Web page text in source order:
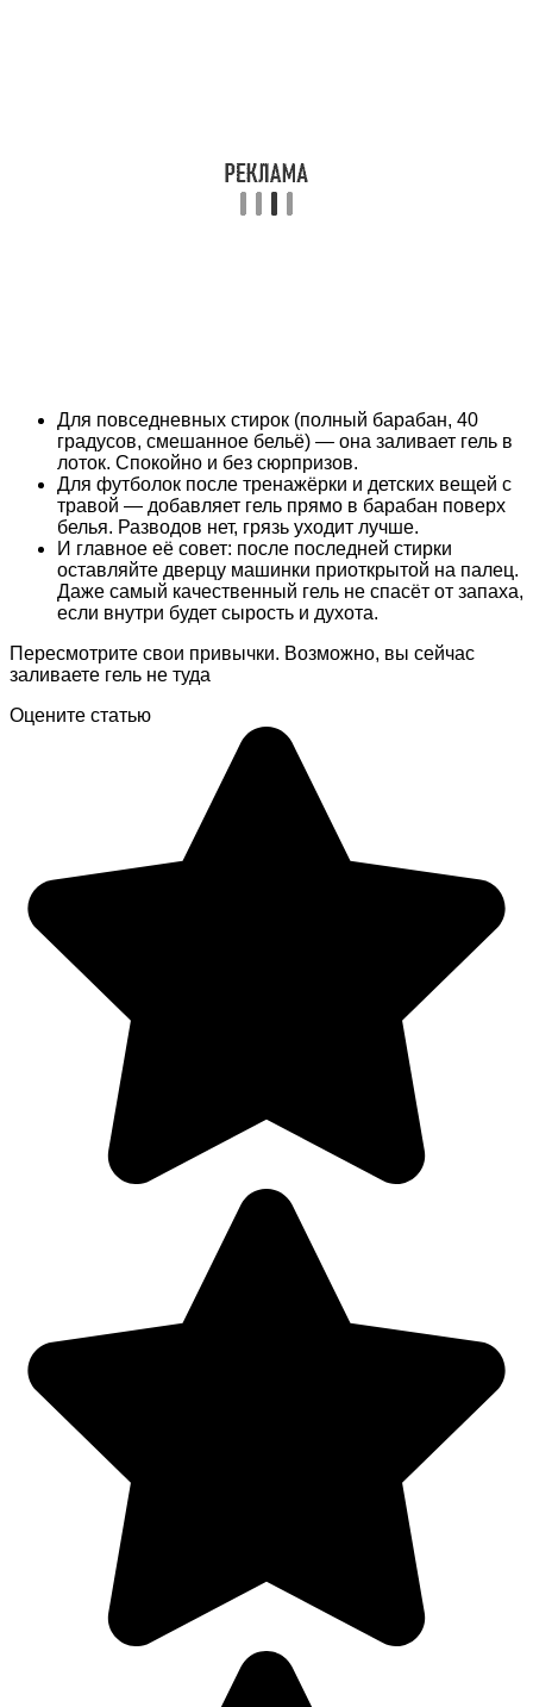
Для повседневных стирок (полный барабан, 40
градусов, смешанное бельё) — она заливает гель в
лоток. Спокойно и без сюрпризов.
Для футболок после тренажёрки и детских вещей с
травой — добавляет гель прямо в барабан поверх
белья. Разводов нет, грязь уходит лучше.
И главное её совет: после последней стирки
оставляйте дверцу машинки приоткрытой на палец.
Даже самый качественный гель не спасёт от запаха,
если внутри будет сырость и духота.
Пересмотрите свои привычки. Возможно, вы сейчас
заливаете гель не туда
Оцените статью